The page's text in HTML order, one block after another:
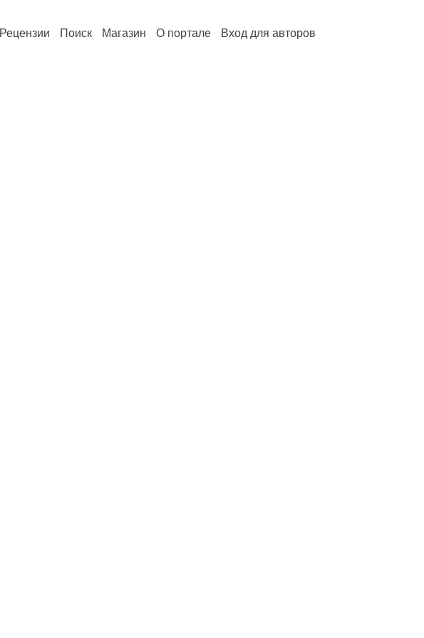
Рецензии Поиск Магазин О портале Вход для авторов